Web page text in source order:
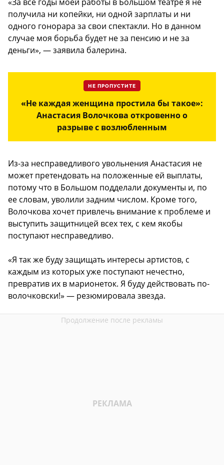
получила ни копейки, ни одной зарплаты и ни
одного гонорара за свои спектакли. Но в данном
случае моя борьба будет не за пенсию и не за
деньги», — заявила балерина.
НЕ ПРОПУСТИТЕ
«Не каждая женщина простила бы такое»:
Анастасия Волочкова откровенно о
разрыве с возлюбленным
Из-за несправедливого увольнения Анастасия не
может претендовать на положенные ей выплаты,
потому что в Большом подделали документы и, по
ее словам, уволили задним числом. Кроме того,
Волочкова хочет привлечь внимание к проблеме и
выступить защитницей всех тех, с кем якобы
поступают несправедливо.
«Я так же буду защищать интересы артистов, с
каждым из которых уже поступают нечестно,
превратив их в марионеток. Я буду действовать по-
волочковски!» — резюмировала звезда.